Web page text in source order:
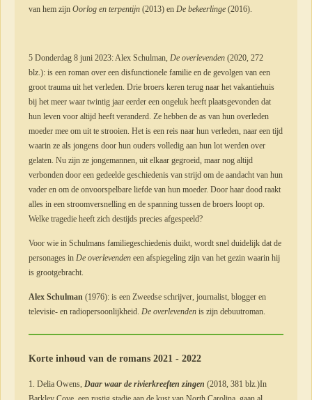
van hem zijn Oorlog en terpentijn (2013) en De bekeerlinge (2016).
5 Donderdag 8 juni 2023: Alex Schulman, De overlevenden (2020, 272
blz.): is een roman over een disfunctionele familie en de gevolgen van een
groot trauma uit het verleden. Drie broers keren terug naar het vakantiehuis
bij het meer waar twintig jaar eerder een ongeluk heeft plaatsgevonden dat
hun leven voor altijd heeft veranderd. Ze hebben de as van hun overleden
moeder mee om uit te strooien. Het is een reis naar hun verleden, naar een tijd
waarin ze als jongens door hun ouders volledig aan hun lot werden over
gelaten. Nu zijn ze jongemannen, uit elkaar gegroeid, maar nog altijd
verbonden door een gedeelde geschiedenis van strijd om de aandacht van hun
vader en om de onvoorspelbare liefde van hun moeder. Door haar dood raakt
alles in een stroomversnelling en de spanning tussen de broers loopt op.
Welke tragedie heeft zich destijds precies afgespeeld?
Voor wie in Schulmans familiegeschiedenis duikt, wordt snel duidelijk dat de
personages in De overlevenden een afspiegeling zijn van het gezin waarin hij
is grootgebracht.
Alex Schulman (1976): is een Zweedse schrijver, journalist, blogger en
televisie- en radiopersoonlijkheid. De overlevenden is zijn debuutroman.
Korte inhoud van de romans 2021 - 2022
1. Delia Owens, Daar waar de rivierkreeften zingen (2018, 381 blz.)In